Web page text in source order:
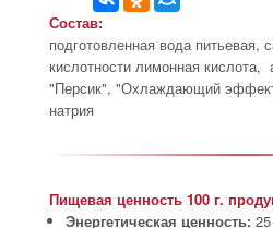
Состав:
подготовленная вода питьевая,
кислотности лимонная кислота,
"Персик", "Охлаждающий
натрия
Пищевая ценность 100 г.
Энергетическая ценность: